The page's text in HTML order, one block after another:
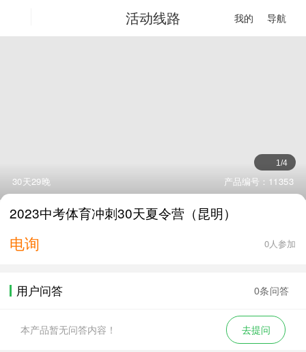
我的 导航
活动线路
1/4
30天29晚 产品编号：11353
2023中考体育冲刺30天夏令营（昆明）
电询 0人参加
用户问答 0条问答
本产品暂无问答内容！ 去提问